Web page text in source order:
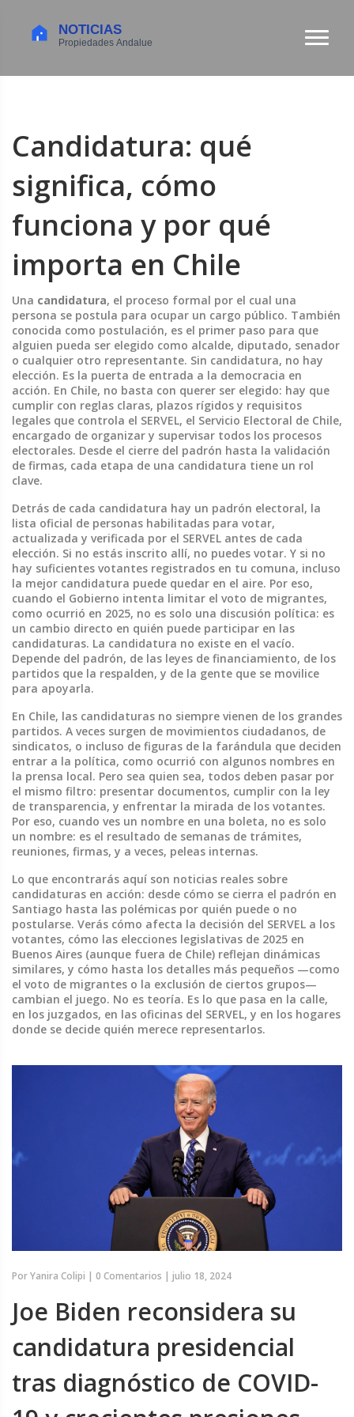
Candidatura: qué
significa, cómo
funciona y por qué
importa en Chile
Una candidatura, el proceso formal por el cual una
persona se postula para ocupar un cargo público. También
conocida como postulación, es el primer paso para que
alguien pueda ser elegido como alcalde, diputado, senador
o cualquier otro representante. Sin candidatura, no hay
elección. Es la puerta de entrada a la democracia en
acción. En Chile, no basta con querer ser elegido: hay que
cumplir con reglas claras, plazos rígidos y requisitos
legales que controla el SERVEL, el Servicio Electoral de Chile,
encargado de organizar y supervisar todos los procesos
electorales. Desde el cierre del padrón hasta la validación
de firmas, cada etapa de una candidatura tiene un rol
clave.
Detrás de cada candidatura hay un padrón electoral, la
lista oficial de personas habilitadas para votar,
actualizada y verificada por el SERVEL antes de cada
elección. Si no estás inscrito allí, no puedes votar. Y si no
hay suficientes votantes registrados en tu comuna, incluso
la mejor candidatura puede quedar en el aire. Por eso,
cuando el Gobierno intenta limitar el voto de migrantes,
como ocurrió en 2025, no es solo una discusión política: es
un cambio directo en quién puede participar en las
candidaturas. La candidatura no existe en el vacío.
Depende del padrón, de las leyes de financiamiento, de los
partidos que la respalden, y de la gente que se movilice
para apoyarla.
En Chile, las candidaturas no siempre vienen de los grandes
partidos. A veces surgen de movimientos ciudadanos, de
sindicatos, o incluso de figuras de la farándula que deciden
entrar a la política, como ocurrió con algunos nombres en
la prensa local. Pero sea quien sea, todos deben pasar por
el mismo filtro: presentar documentos, cumplir con la ley
de transparencia, y enfrentar la mirada de los votantes.
Por eso, cuando ves un nombre en una boleta, no es solo
un nombre: es el resultado de semanas de trámites,
reuniones, firmas, y a veces, peleas internas.
Lo que encontrarás aquí son noticias reales sobre
candidaturas en acción: desde cómo se cierra el padrón en
Santiago hasta las polémicas por quién puede o no
postularse. Verás cómo afecta la decisión del SERVEL a los
votantes, cómo las elecciones legislativas de 2025 en
Buenos Aires (aunque fuera de Chile) reflejan dinámicas
similares, y cómo hasta los detalles más pequeños —como
el voto de migrantes o la exclusión de ciertos grupos—
cambian el juego. No es teoría. Es lo que pasa en la calle,
en los juzgados, en las oficinas del SERVEL, y en los hogares
donde se decide quién merece representarlos.
PorYanira Colipi | 0 Comentarios | julio 18, 2024
Joe Biden reconsidera su
candidatura presidencial
tras diagnóstico de COVID-